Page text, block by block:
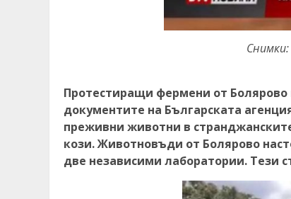
Протестиращи фермени от
документите на Българската
преживни животни в
кози. Животновъди от Болярово
две независими лаборатории. Тези